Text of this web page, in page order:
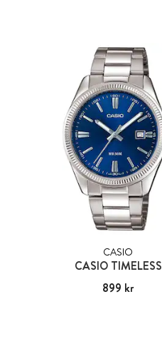
CASIO
CASIO TIMELESS
Pris:899 kr
899 kr